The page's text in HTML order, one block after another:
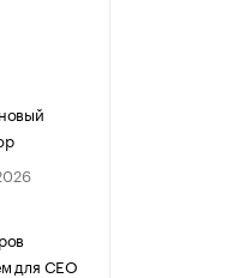
для CEO